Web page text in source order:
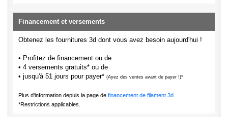
Financement et versements
Obtenez les fournitures 3d dont vous avez besoin aujourd'hui !
• Profitez de financement ou de
• 4 versements gratuits* ou de
• jusqu'à 51 jours pour payer* (Ayez des ventes avant de payer !)*
Plus d'information depuis la page de financement de filament 3d
*Restrictions applicables.